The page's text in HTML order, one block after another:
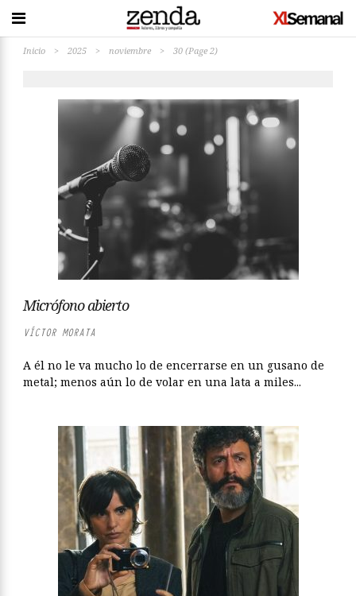
Inicio > 2025 > noviembre > 30 (Page 2)
Micrófono abierto
VÍCTOR MORATA
A él no le va mucho lo de encerrarse en un gusano de
metal; menos aún lo de volar en una lata a miles...